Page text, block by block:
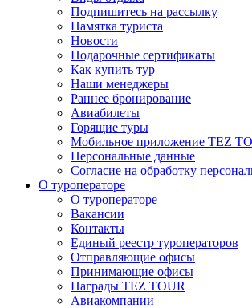
Подпишитесь на рассылку
Памятка туриста
Новости
Подарочные сертификаты
Как купить тур
Наши менеджеры
Раннее бронирование
Авиабилеты
Горящие туры
Мобильное приложение TEZ
Персональные данные
Согласие на обработку
О туроператоре
О туроператоре
Вакансии
Контакты
Единый реестр туроператоров
Отправляющие офисы
Принимающие офисы
Награды TEZ TOUR
Авиакомпании